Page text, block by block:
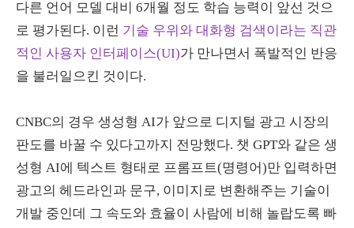
다른 언어 모델 대비 6개월 정도 학습 능력이 앞선 것으
로 평가된다. 이런 기술 우위와 대화형 검색이라는 직관
적인 사용자 인터페이스(UI)가 만나면서 폭발적인 반응
을 불러일으킨 것이다.
CNBC의 경우 생성형 AI가 앞으로 디지털 광고 시장의
판도를 바꿀 수 있다고까지 전망했다. 챗 GPT와 같은 생
성형 AI에 텍스트 형태로 프롬프트(명령어)만 입력하면
광고의 헤드라인과 문구, 이미지로 변환해주는 기술이
개발 중인데 그 속도와 효율이 사람에 비해 놀랍도록 빠